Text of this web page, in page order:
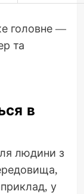
головне —
та
в
людини з
у